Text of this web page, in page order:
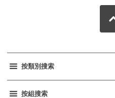
按類別搜索
按組搜索